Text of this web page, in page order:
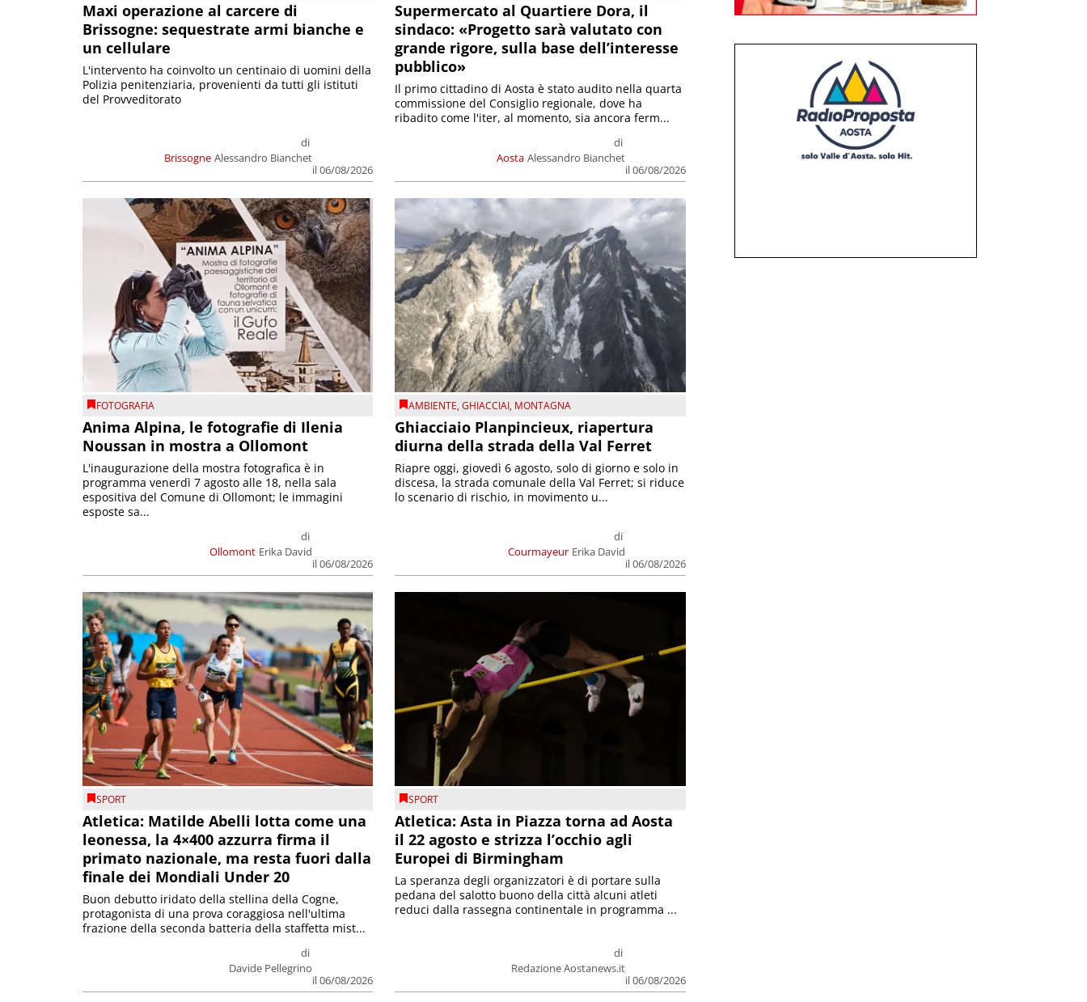
Maxi operazione al carcere di
Brissogne: sequestrate armi bianche e
un cellulare
Brissogne
di
Alessandro Bianchet
il 06/08/2026
L'intervento ha coinvolto un centinaio di uomini della
Polizia penitenziaria, provenienti da tutti gli istituti
del Provveditorato
Supermercato al Quartiere Dora, il
sindaco: «Progetto sarà valutato con
grande rigore, sulla base dell’interesse
pubblico»
Aosta
di
Alessandro Bianchet
il 06/08/2026
Il primo cittadino di Aosta è stato audito nella quarta
commissione del Consiglio regionale, dove ha
ribadito come l'iter, al momento, sia ancora ferm...
FOTOGRAFIA
Anima Alpina, le fotografie di Ilenia
Noussan in mostra a Ollomont
Ollomont
di
Erika David
il 06/08/2026
L'inaugurazione della mostra fotografica è in
programma venerdì 7 agosto alle 18, nella sala
espositiva del Comune di Ollomont; le immagini
esposte sa...
AMBIENTE,GHIACCIAI, MONTAGNA
Ghiacciaio Planpincieux, riapertura
diurna della strada della Val Ferret
Courmayeur
di
Erika David
il 06/08/2026
Riapre oggi, giovedì 6 agosto, solo di giorno e solo in
discesa, la strada comunale della Val Ferret; si riduce
lo scenario di rischio, in movimento u...
SPORT
Atletica: Matilde Abelli lotta come una
leonessa, la 4×400 azzurra firma il
primato nazionale, ma resta fuori dalla
finale dei Mondiali Under 20
di
Davide Pellegrino
il 06/08/2026
Buon debutto iridato della stellina della Cogne,
protagonista di una prova coraggiosa nell'ultima
frazione della seconda batteria della staffetta mist...
SPORT
Atletica: Asta in Piazza torna ad Aosta
il 22 agosto e strizza l’occhio agli
Europei di Birmingham
di
Redazione Aostanews.it
il 06/08/2026
La speranza degli organizzatori è di portare sulla
pedana del salotto buono della città alcuni atleti
reduci dalla rassegna continentale in programma ...